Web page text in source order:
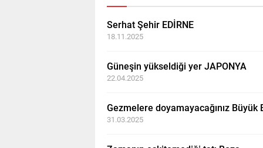
Serhat Şehir EDİRNE
18.11.2025
Güneşin yükseldiği yer JAPONYA
22.04.2025
Gezmelere doyamayacağınız Büyük
31.03.2025